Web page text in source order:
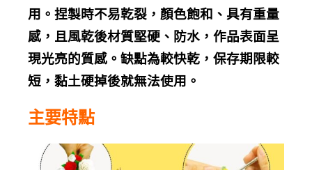
用。捏製時不易乾裂，顏色飽和、具有重量
感，且風乾後材質堅硬、防水，作品表面呈
現光亮的質感。缺點為較快乾，保存期限較
短，黏土硬掉後就無法使用。
主要特點